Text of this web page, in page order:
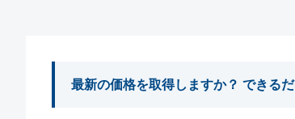
最新の価格を取得しますか？ できる